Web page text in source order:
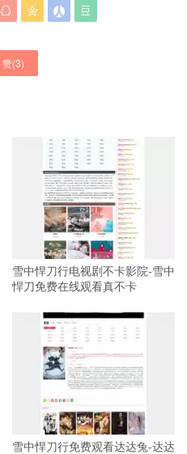
   
赞(3)
雪中悍刀行电视剧不卡影院-雪中
悍刀免费在线观看真不卡
雪中悍刀行免费观看达达兔-达达